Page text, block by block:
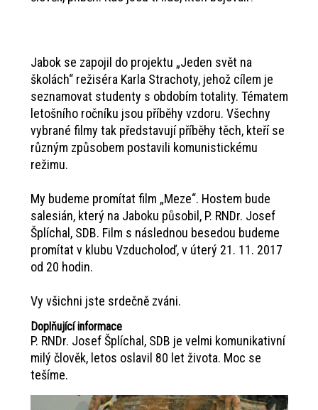
Jabok se zapojil do projektu „Jeden svět na
školách“ režiséra Karla Strachoty, jehož cílem je
seznamovat studenty s obdobím totality. Tématem
letošního ročníku jsou příběhy vzdoru. Všechny
vybrané filmy tak představují příběhy těch, kteří se
různým způsobem postavili komunistickému
režimu.
My budeme promítat film „Meze“. Hostem bude
salesián, který na Jaboku působil, P. RNDr. Josef
Šplíchal, SDB. Film s následnou besedou budeme
promítat v klubu Vzducholoď, v úterý 21. 11. 2017
od 20 hodin.
Vy všichni jste srdečně zváni.
Doplňující informace
P. RNDr. Josef Šplíchal, SDB je velmi komunikativní
milý člověk, letos oslavil 80 let života. Moc se
tešíme.